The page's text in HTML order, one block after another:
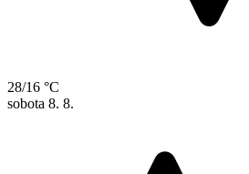
28/16 °C
sobota 8. 8.